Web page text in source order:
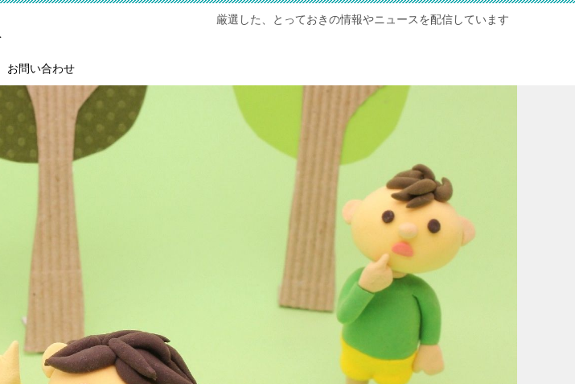
厳選した、とっておきの情報やニュースを配信しています
お問い合わせ